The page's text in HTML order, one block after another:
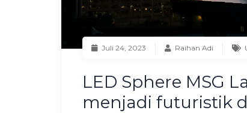
Juli 24, 2023 Raihan Adi
LED Sphere MSG
menjadi futuristik